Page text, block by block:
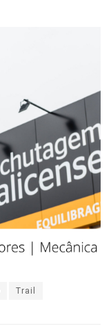
Trail